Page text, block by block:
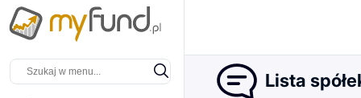
Lista